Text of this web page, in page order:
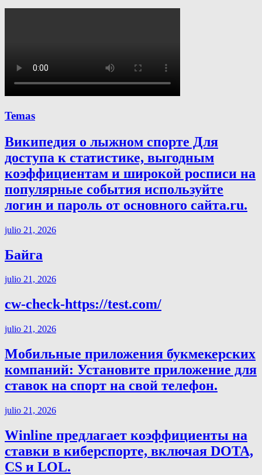
Temas
Википедия о лыжном спорте Для
доступа к статистике, выгодным
коэффициентам и широкой росписи на
популярные события используйте
логин и пароль от основного сайта.ru.
julio 21, 2026
Байга
julio 21, 2026
cw-check-https://test.com/
julio 21, 2026
Мобильные приложения букмекерских
компаний: Установите приложение для
ставок на спорт на свой телефон.
julio 21, 2026
Winline предлагает коэффициенты на
ставки в киберспорте, включая DOTA,
CS и LOL.